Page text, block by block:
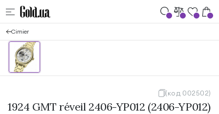
Cimier
(код 002502)
1924 GMT réveil 2406-YP012 (2406-YP012)